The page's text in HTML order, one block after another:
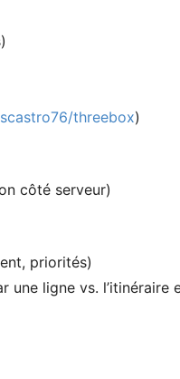
threebox)
côté serveur)
priorités)
une ligne vs. l’itinéraire